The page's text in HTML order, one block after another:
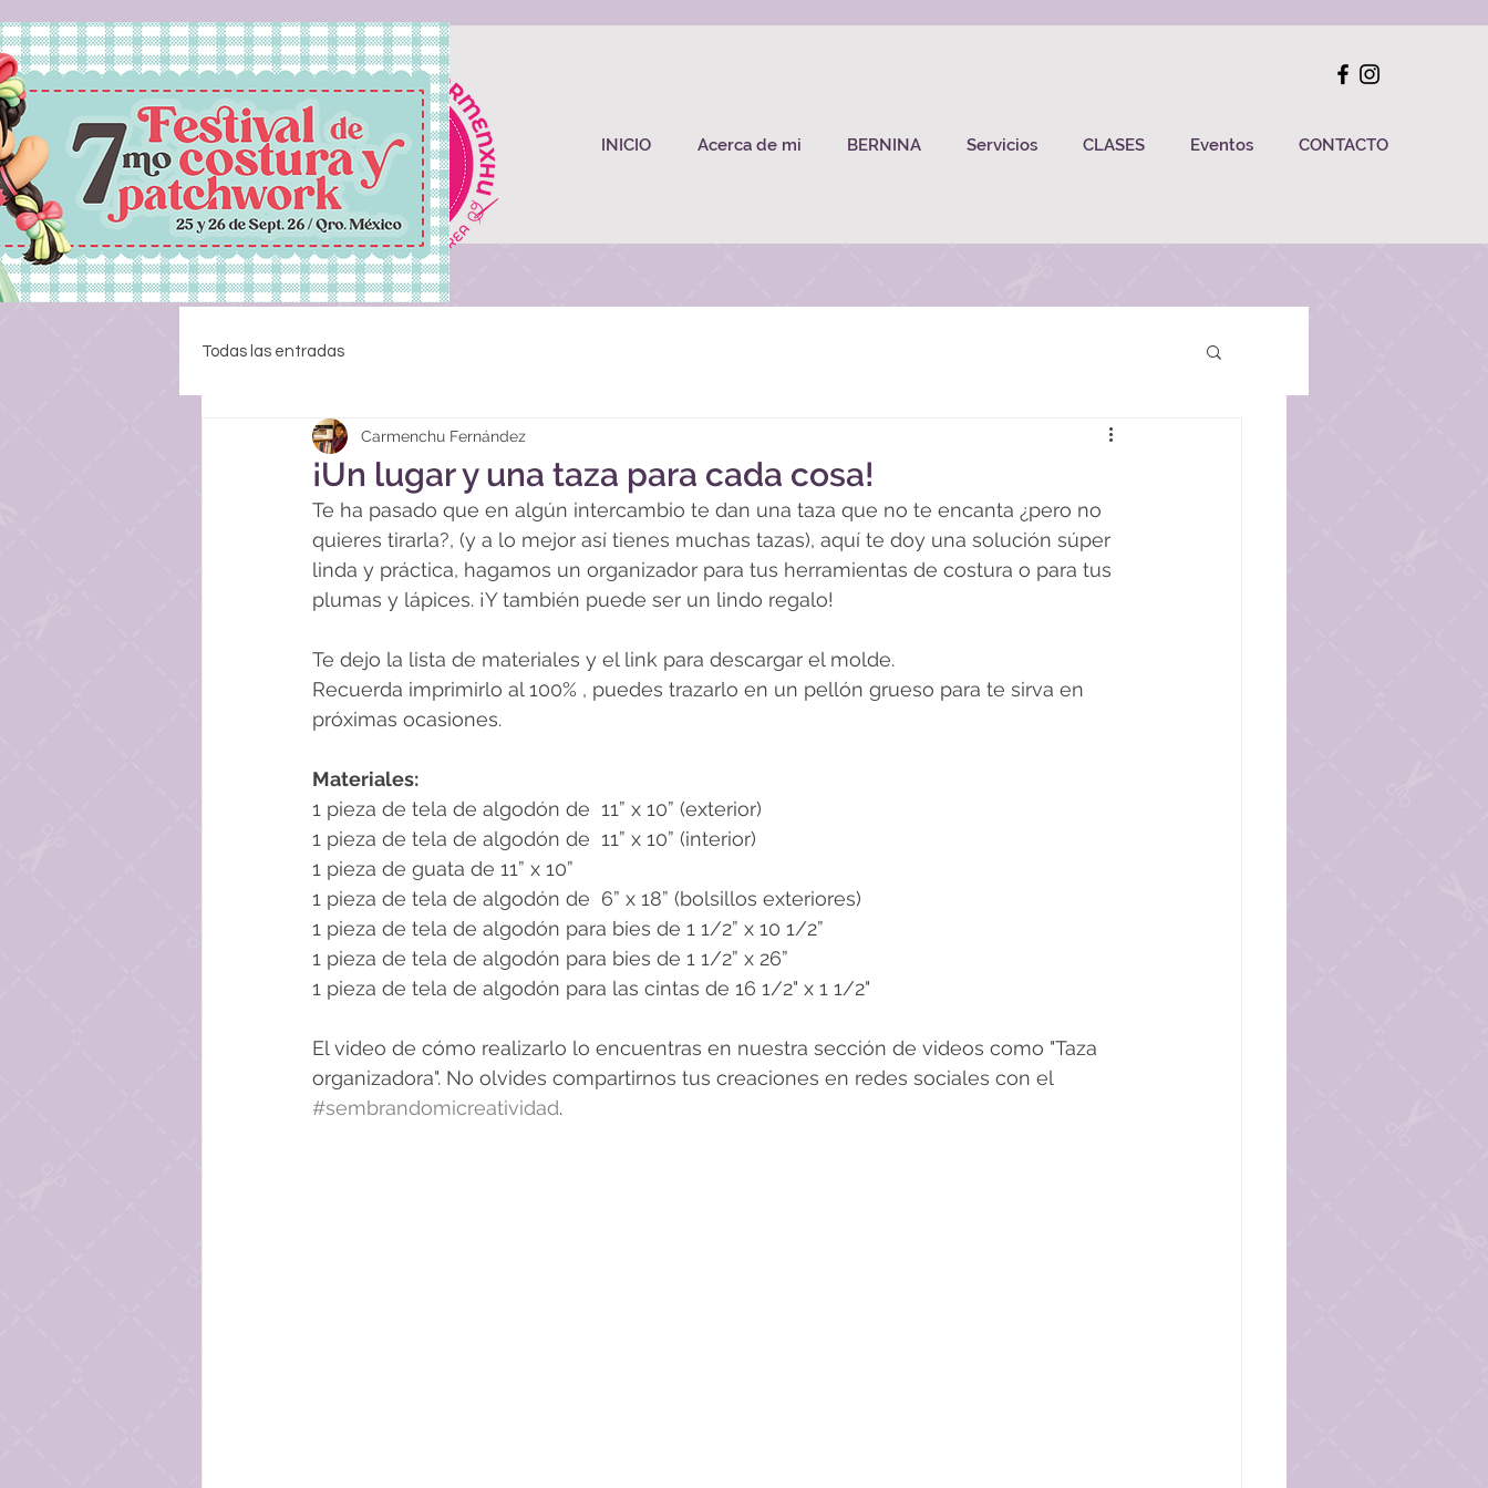
INICIO Acerca de mi BERNINA Servicios CLASES Eventos CONTACTO
Todas las entradas
¡Un lugar y una taza para cada cosa!
Carmenchu Fernández
Te ha pasado que en algún intercambio te dan una taza que no te encanta ¿pero no
quieres tirarla?, (y a lo mejor así tienes muchas tazas), aquí te doy una solución súper
linda y práctica, hagamos un organizador para tus herramientas de costura o para tus
plumas y lápices. ¡Y también puede ser un lindo regalo!
Te dejo la lista de materiales y el link para descargar el molde.
Recuerda imprimirlo al 100% , puedes trazarlo en un pellón grueso para te sirva en
próximas ocasiones.
Materiales:
1 pieza de tela de algodón de  11” x 10” (exterior)
1 pieza de tela de algodón de  11” x 10” (interior)
1 pieza de guata de 11” x 10”
1 pieza de tela de algodón de  6” x 18” (bolsillos exteriores)
1 pieza de tela de algodón para bies de 1 1/2” x 10 1/2”
1 pieza de tela de algodón para bies de 1 1/2” x 26”
1 pieza de tela de algodón para las cintas de 16 1/2" x 1 1/2"
El video de cómo realizarlo lo encuentras en nuestra sección de videos como "Taza
organizadora". No olvides compartirnos tus creaciones en redes sociales con el
#sembrandomicreatividad.